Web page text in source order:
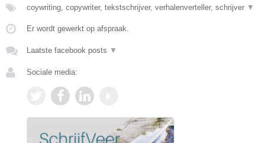
coywriting, copywriter, tekstschrijver, verhalenverteller, schrijver ▼
Er wordt gewerkt op afspraak.
Laatste facebook posts ▼
Sociale media: